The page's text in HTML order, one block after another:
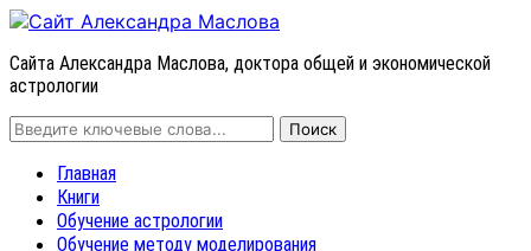
Сайта Александра Маслова, доктора общей и экономической
астрологии
Главная
Книги
Обучение астрологии
Обучение методу моделирования